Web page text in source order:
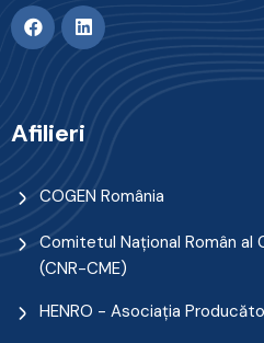
Afilieri
COGEN România
Comitetul Naţional Român al
(CNR-CME)
HENRO - Asociația